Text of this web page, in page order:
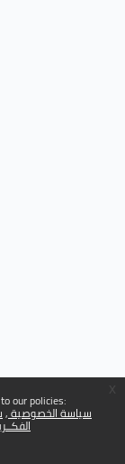
our policies:
سياسة الخصوصية